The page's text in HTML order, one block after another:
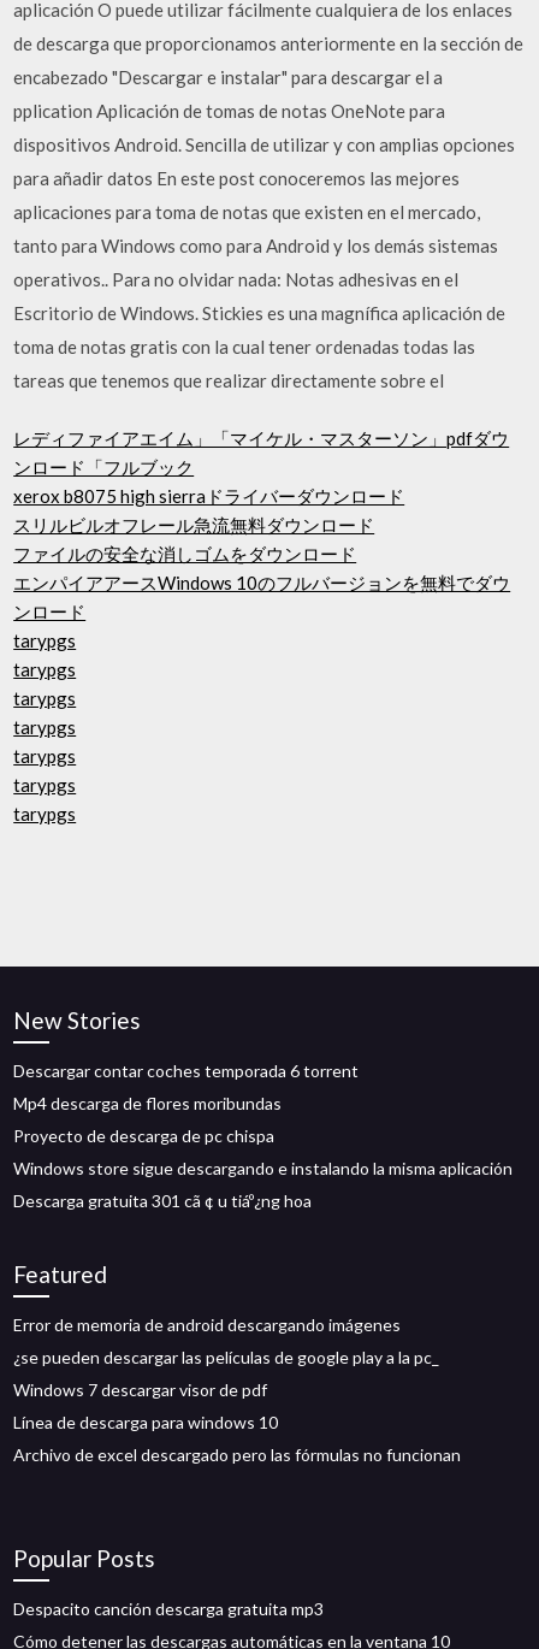
aplicación O puede utilizar fácilmente cualquiera de los enlaces
de descarga que proporcionamos anteriormente en la sección de
encabezado "Descargar e instalar" para descargar el a
pplication Aplicación de tomas de notas OneNote para
dispositivos Android. Sencilla de utilizar y con amplias opciones
para añadir datos En este post conoceremos las mejores
aplicaciones para toma de notas que existen en el mercado,
tanto para Windows como para Android y los demás sistemas
operativos.. Para no olvidar nada: Notas adhesivas en el
Escritorio de Windows. Stickies es una magnífica aplicación de
toma de notas gratis con la cual tener ordenadas todas las
tareas que tenemos que realizar directamente sobre el
レディファイアエイム」「マイケル・マスターソン」pdfダウ
ンロード「フルブック
xerox b8075 high sierraドライバーダウンロード
スリルビルオフレール急流無料ダウンロード
ファイルの安全な消しゴムをダウンロード
エンパイアアースWindows 10のフルバージョンを無料でダウ
ンロード
tarypgs
tarypgs
tarypgs
tarypgs
tarypgs
tarypgs
tarypgs
New Stories
Descargar contar coches temporada 6 torrent
Mp4 descarga de flores moribundas
Proyecto de descarga de pc chispa
Windows store sigue descargando e instalando la misma aplicación
Descarga gratuita 301 cã ¢ u tiáº¿ng hoa
Featured
Error de memoria de android descargando imágenes
¿se pueden descargar las películas de google play a la pc_
Windows 7 descargar visor de pdf
Línea de descarga para windows 10
Archivo de excel descargado pero las fórmulas no funcionan
Popular Posts
Despacito canción descarga gratuita mp3
Cómo detener las descargas automáticas en la ventana 10